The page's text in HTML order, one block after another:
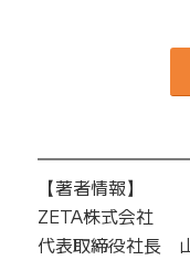
【著者情報】
ZETA株式会社
代表取締役社長